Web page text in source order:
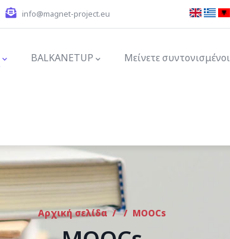
info@magnet-project.eu
BALKANETUP Μείνετε συντονισμένοι
Αρχική σελίδα / / MOOCs